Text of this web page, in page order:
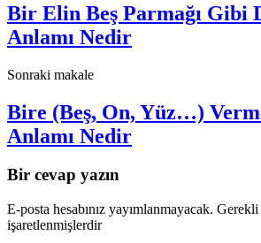
Bir Elin Beş Parmağı Gibi
Anlamı Nedir
Sonraki makale
Bire (Beş, On, Yüz…)
Anlamı Nedir
Bir cevap yazın
E-posta hesabınız yayımlanmayacak. Gerekli
işaretlenmişlerdir